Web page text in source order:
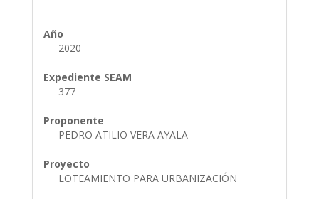
Año
2020
Expediente SEAM
377
Proponente
PEDRO ATILIO VERA AYALA
Proyecto
LOTEAMIENTO PARA URBANIZACIÓN